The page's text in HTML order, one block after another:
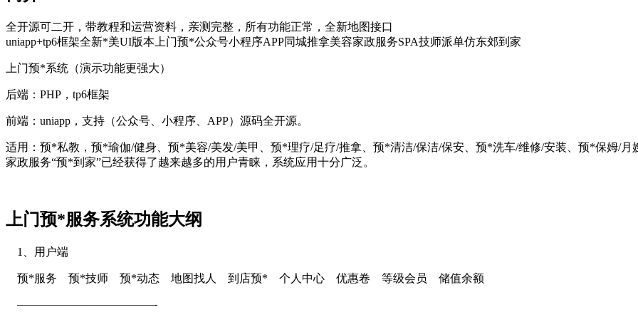
全开源可二开，带教程和运营资料，亲测完整，所有功能正常，全新地图接口
uniapp+tp6框架全新*美UI版本上门预*公众号小程序APP同城推拿美容家政服务SPA技师派单仿东郊到家
上门预*系统（演示功能更强大）
后端：PHP，tp6框架
前端：uniapp，支持（公众号、小程序、APP）源码全开源。
适用：预*私教，预*瑜伽/健身、预*美容/美发/美甲、预*理疗/足疗/推拿、预*清洁/保洁/保安、预*洗车/维修/安装、预*保姆/
家政服务“预*到家”已经获得了越来越多的用户青睐，系统应用十分广泛。
上门预*服务系统功能大纲
1、用户端
预*服务 预*技师 预*动态 地图找人 到店预* 个人中心 优惠卷 等级会员 储值余额
————————————-